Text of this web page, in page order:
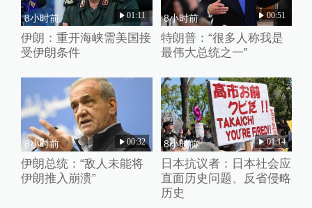
8小时前 01:11
伊朗：重开海峡需美国接
受伊朗条件
8小时前 00:51
特朗普：“很多人称我是
最伟大总统之一”
8小时前 00:32
伊朗总统：“敌人未能将
伊朗推入崩溃”
8小时前 01:14
日本抗议者：日本社会应
直面历史问题、反省侵略
历史